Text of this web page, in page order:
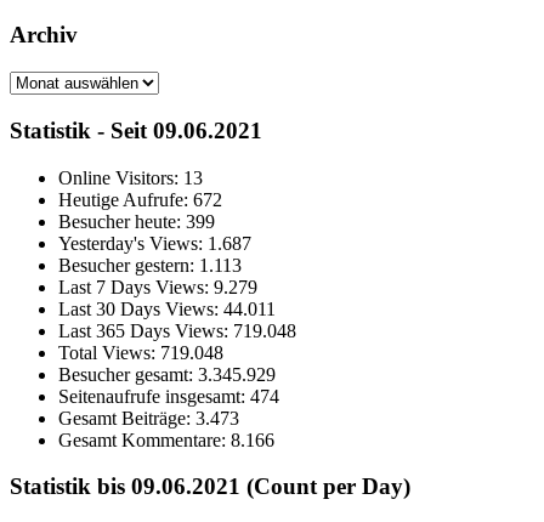
Archiv
Archiv
Statistik - Seit 09.06.2021
Online Visitors: 13
Heutige Aufrufe: 672
Besucher heute: 399
Yesterday's Views: 1.687
Besucher gestern: 1.113
Last 7 Days Views: 9.279
Last 30 Days Views: 44.011
Last 365 Days Views: 719.048
Total Views: 719.048
Besucher gesamt: 3.345.929
Seitenaufrufe insgesamt: 474
Gesamt Beiträge: 3.473
Gesamt Kommentare: 8.166
Statistik bis 09.06.2021 (Count per Day)